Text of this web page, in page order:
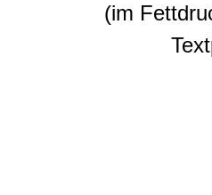
(im